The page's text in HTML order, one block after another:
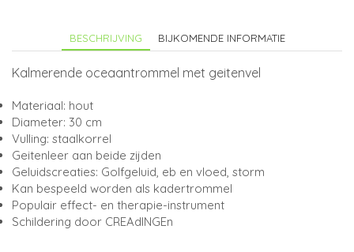
BESCHRIJVING BIJKOMENDE INFORMATIE
Kalmerende oceaantrommel met geitenvel
Materiaal: hout
Diameter: 30 cm
Vulling: staalkorrel
Geitenleer aan beide zijden
Geluidscreaties: Golfgeluid, eb en vloed, storm
Kan bespeeld worden als kadertrommel
Populair effect- en therapie-instrument
Schildering door CREAdINGEn